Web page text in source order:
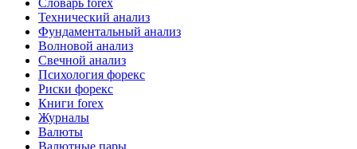
Словарь forex
Технический анализ
Фундаментальный анализ
Волновой анализ
Свечной анализ
Психология форекс
Риски форекс
Книги forex
Журналы
Валюты
Валютные пары